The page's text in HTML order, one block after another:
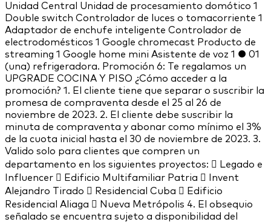
Unidad Central Unidad de procesamiento domótico 1
Double switch Controlador de luces o tomacorriente 1
Adaptador de enchufe inteligente Controlador de
electrodomésticos 1 Google chromecast Producto de
streaming 1 Google home mini Asistente de voz 1 ● 01
(una) refrigeradora. Promoción 6: Te regalamos un
UPGRADE COCINA Y PISO ¿Cómo acceder a la
promoción? 1. El cliente tiene que separar o suscribir la
promesa de compraventa desde el 25 al 26 de
noviembre de 2023. 2. El cliente debe suscribir la
minuta de compraventa y abonar como mínimo el 3%
de la cuota inicial hasta el 30 de noviembre de 2023. 3.
Valido solo para clientes que compren un
departamento en los siguientes proyectos:  Legado e
Influencer  Edificio Multifamiliar Patria  Invent
Alejandro Tirado  Residencial Cuba  Edificio
Residencial Aliaga  Nueva Metrópolis 4. El obsequio
señalado se encuentra sujeto a disponibilidad del